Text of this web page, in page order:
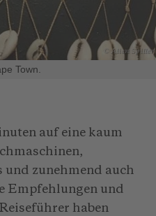
© Alien Spiller
Town.
auf eine kaum
und zunehmend auch
Empfehlungen und
haben